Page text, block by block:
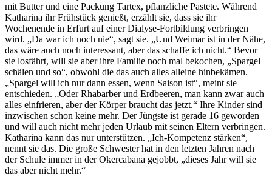
mit Butter und eine Packung Tartex, pflanzliche Pastete. Während
Katharina ihr Frühstück genießt, erzählt sie, dass sie ihr
Wochenende in Erfurt auf einer Dialyse-Fortbildung verbringen
wird. „Da war ich noch nie“, sagt sie. „Und Weimar ist in der Nähe,
das wäre auch noch interessant, aber das schaffe ich nicht.“ Bevor
sie losfährt, will sie aber ihre Familie noch mal bekochen, „Spargel
schälen und so“, obwohl die das auch alles alleine hinbekämen.
„Spargel will ich nur dann essen, wenn Saison ist“, meint sie
entschieden. „Oder Rhabarber und Erdbeeren, man kann zwar auch
alles einfrieren, aber der Körper braucht das jetzt.“ Ihre Kinder sind
inzwischen schon keine mehr. Der Jüngste ist gerade 16 geworden
und will auch nicht mehr jeden Urlaub mit seinen Eltern verbringen.
Katharina kann das nur unterstützen. „Ich-Kompetenz stärken“,
nennt sie das. Die große Schwester hat in den letzten Jahren nach
der Schule immer in der Okercabana gejobbt, „dieses Jahr will sie
das aber nicht mehr.“